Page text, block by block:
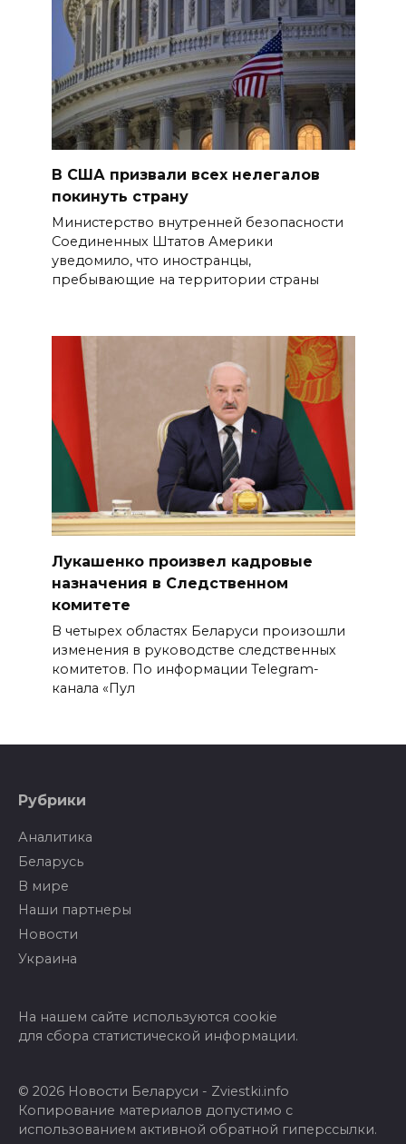
В США призвали всех нелегалов
покинуть страну
Министерство внутренней безопасности
Соединенных Штатов Америки
уведомило, что иностранцы,
пребывающие на территории страны
Лукашенко произвел кадровые
назначения в Следственном
комитете
В четырех областях Беларуси произошли
изменения в руководстве следственных
комитетов. По информации Telegram-
канала «Пул
Рубрики
Аналитика
Беларусь
В мире
Наши партнеры
Новости
Украина
На нашем сайте используются cookie
для сбора статистической информации.
© 2026 Новости Беларуси - Zviestki.info
Копирование материалов допустимо с
использованием активной обратной гиперссылки.